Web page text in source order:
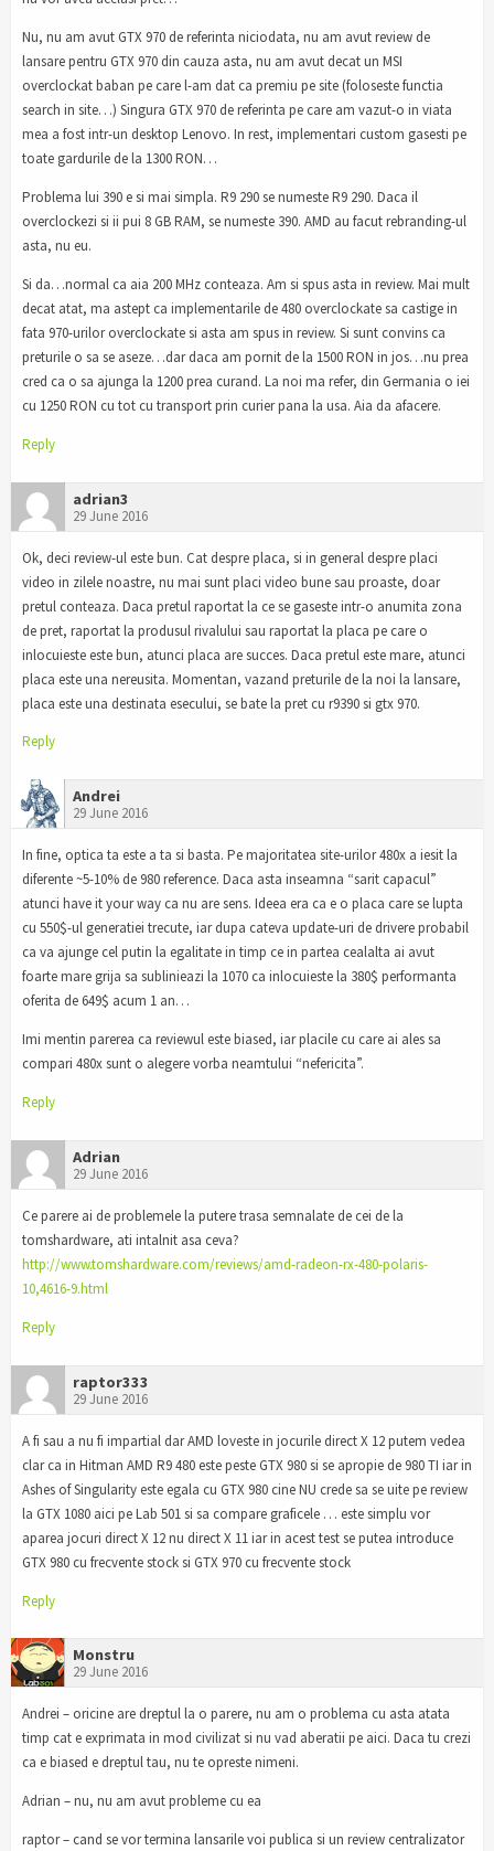
Nu, nu am avut GTX 970 de referinta niciodata, nu am avut review de
lansare pentru GTX 970 din cauza asta, nu am avut decat un MSI
overclockat baban pe care l-am dat ca premiu pe site (foloseste functia
search in site…) Singura GTX 970 de referinta pe care am vazut-o in viata
mea a fost intr-un desktop Lenovo. In rest, implementari custom gasesti pe
toate gardurile de la 1300 RON…
Problema lui 390 e si mai simpla. R9 290 se numeste R9 290. Daca il
overclockezi si ii pui 8 GB RAM, se numeste 390. AMD au facut rebranding-ul
asta, nu eu.
Si da…normal ca aia 200 MHz conteaza. Am si spus asta in review. Mai mult
decat atat, ma astept ca implementarile de 480 overclockate sa castige in
fata 970-urilor overclockate si asta am spus in review. Si sunt convins ca
preturile o sa se aseze…dar daca am pornit de la 1500 RON in jos…nu prea
cred ca o sa ajunga la 1200 prea curand. La noi ma refer, din Germania o iei
cu 1250 RON cu tot cu transport prin curier pana la usa. Aia da afacere.
Reply
adrian3
29 June 2016
Ok, deci review-ul este bun. Cat despre placa, si in general despre placi
video in zilele noastre, nu mai sunt placi video bune sau proaste, doar
pretul conteaza. Daca pretul raportat la ce se gaseste intr-o anumita zona
de pret, raportat la produsul rivalului sau raportat la placa pe care o
inlocuieste este bun, atunci placa are succes. Daca pretul este mare, atunci
placa este una nereusita. Momentan, vazand preturile de la noi la lansare,
placa este una destinata esecului, se bate la pret cu r9390 si gtx 970.
Reply
Andrei
29 June 2016
In fine, optica ta este a ta si basta. Pe majoritatea site-urilor 480x a iesit la
diferente ~5-10% de 980 reference. Daca asta inseamna “sarit capacul”
atunci have it your way ca nu are sens. Ideea era ca e o placa care se lupta
cu 550$-ul generatiei trecute, iar dupa cateva update-uri de drivere probabil
ca va ajunge cel putin la egalitate in timp ce in partea cealalta ai avut
foarte mare grija sa sublinieazi la 1070 ca inlocuieste la 380$ performanta
oferita de 649$ acum 1 an…
Imi mentin parerea ca reviewul este biased, iar placile cu care ai ales sa
compari 480x sunt o alegere vorba neamtului “nefericita”.
Reply
Adrian
29 June 2016
Ce parere ai de problemele la putere trasa semnalate de cei de la
tomshardware, ati intalnit asa ceva?
http://www.tomshardware.com/reviews/amd-radeon-rx-480-polaris-
10,4616-9.html
Reply
raptor333
29 June 2016
A fi sau a nu fi impartial dar AMD loveste in jocurile direct X 12 putem vedea
clar ca in Hitman AMD R9 480 este peste GTX 980 si se apropie de 980 TI iar in
Ashes of Singularity este egala cu GTX 980 cine NU crede sa se uite pe review
la GTX 1080 aici pe Lab 501 si sa compare graficele … este simplu vor
aparea jocuri direct X 12 nu direct X 11 iar in acest test se putea introduce
GTX 980 cu frecvente stock si GTX 970 cu frecvente stock
Reply
Monstru
29 June 2016
Andrei – oricine are dreptul la o parere, nu am o problema cu asta atata
timp cat e exprimata in mod civilizat si nu vad aberatii pe aici. Daca tu crezi
ca e biased e dreptul tau, nu te opreste nimeni.
Adrian – nu, nu am avut probleme cu ea
raptor – cand se vor termina lansarile voi publica si un review centralizator